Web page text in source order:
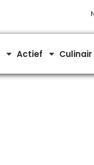
Actief Culinair